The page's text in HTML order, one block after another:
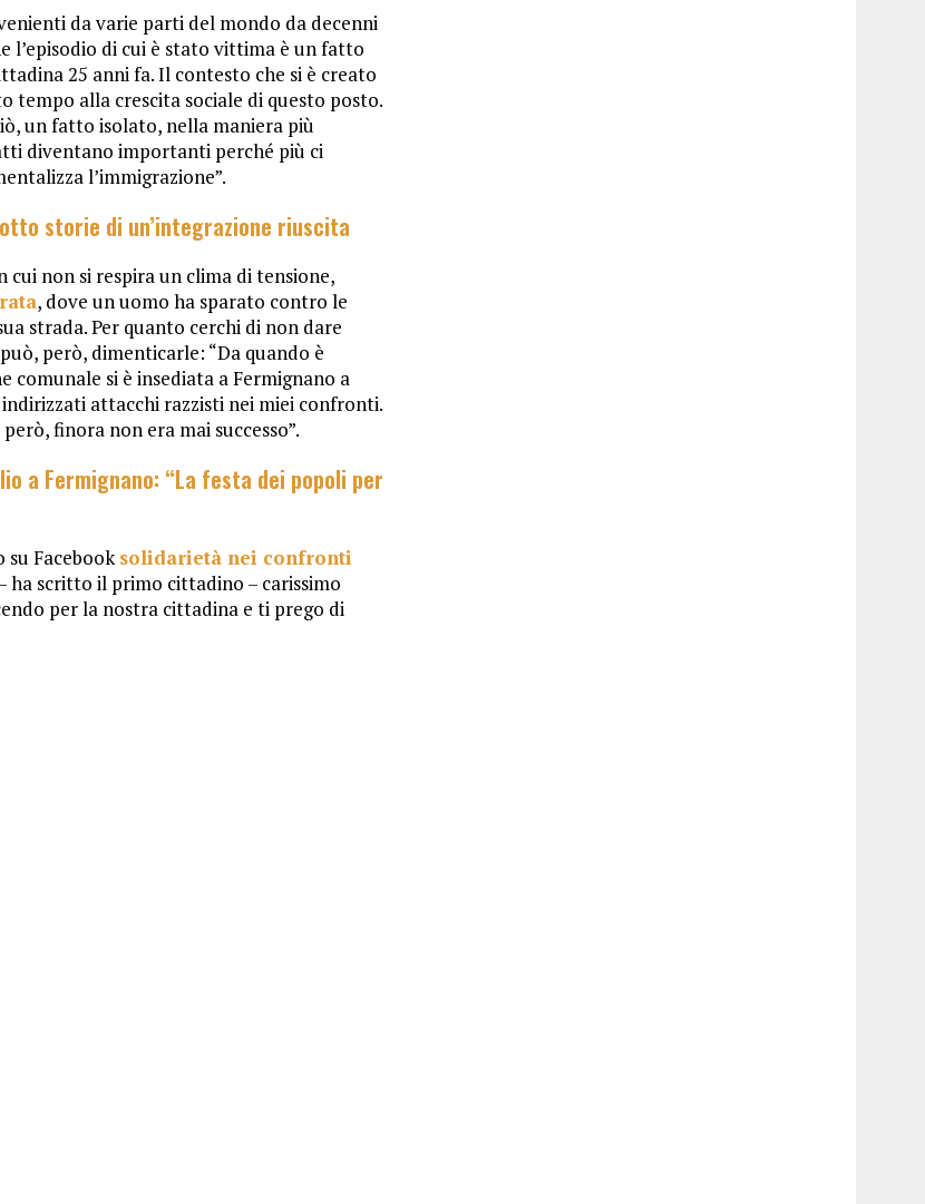
da varie parti del mondo da decenni
l’episodio di cui è stato vittima è un fatto
25 anni fa. Il contesto che si è creato
tempo alla crescita sociale di questo posto.
un fatto isolato, nella maniera più
diventano importanti perché più ci
l’immigrazione”.
storie di un’integrazione riuscita
non si respira un clima di tensione,
, dove un uomo ha sparato contro le
strada. Per quanto cerchi di non dare
però, dimenticarle: “Da quando è
si è insediata a Fermignano a
attacchi razzisti nei miei confronti.
finora non era mai successo”.
a Fermignano: “La festa dei popoli per
su Facebooksolidarietà nei confronti
ha scritto il primo cittadino – carissimo
per la nostra cittadina e ti prego di